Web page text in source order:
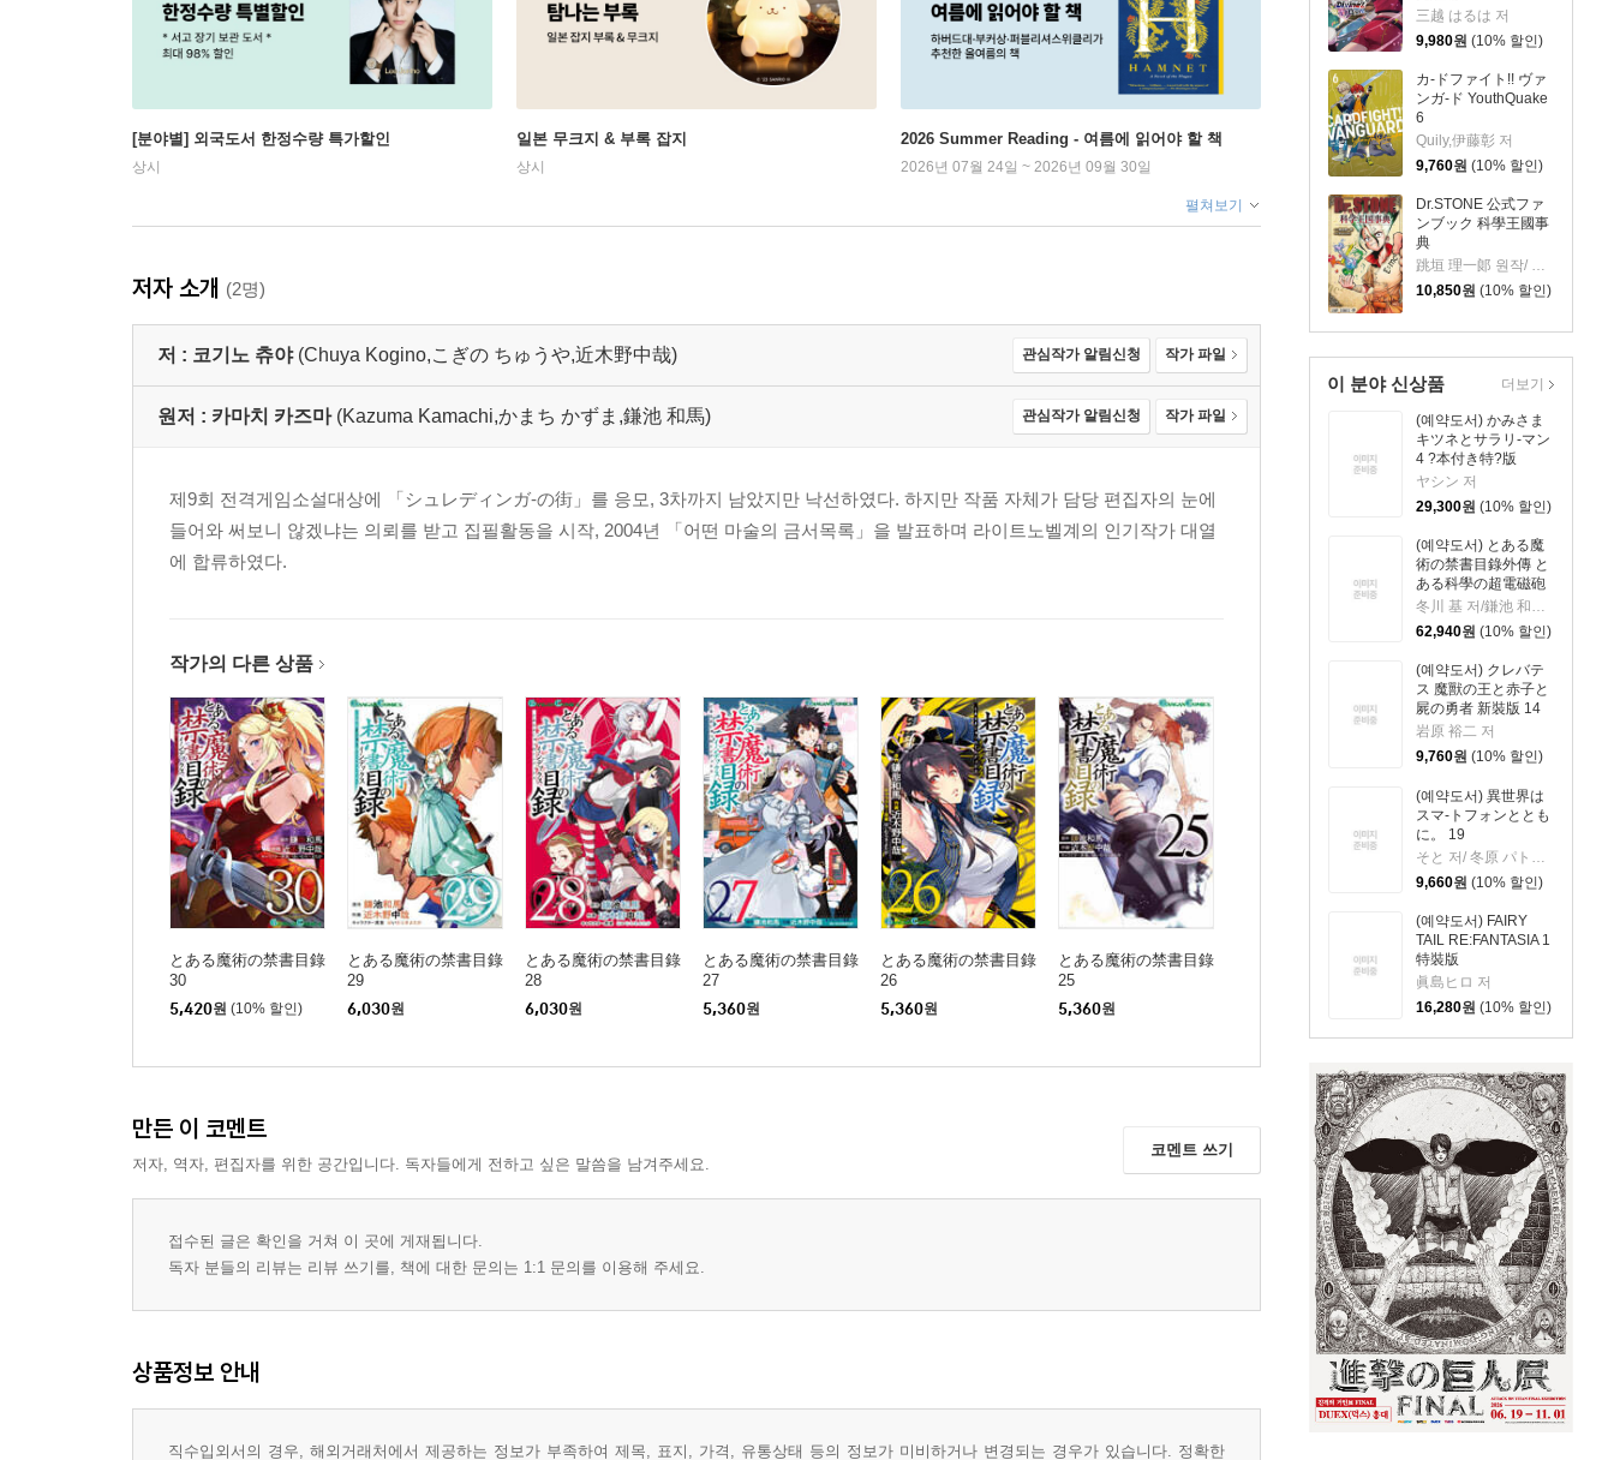
三越 はるは 저
9,980원 (10% 할인)
カ-ドファイト!! ヴァ
ンガ-ド YouthQuake
6
Quily,伊藤彰 저
9,760원 (10% 할인)
Dr.STONE 公式ファ
ンブック 科學王國事
典
跳垣 理一郞 원작/ Boichi 저
10,850원 (10% 할인)
이 분야 신상품
(예약도서) かみさま
キツネとサラリ-マン
4 ?本付き特?版
ヤシン 저
29,300원 (10% 할인)
(예약도서) とある魔
術の禁書目錄外傳 と
ある科學の超電磁砲
21 特裝版
冬川 基 저/鎌池 和馬 원작
62,940원 (10% 할인)
(예약도서) クレバテ
ス 魔獸の王と赤子と
屍の勇者 新裝版 14
岩原 裕二 저
9,760원 (10% 할인)
(예약도서) 異世界は
スマ-トフォンととも
に。 19
そと 저/ 冬原 パトラ 원작
9,660원 (10% 할인)
(예약도서) FAIRY
TAIL RE:FANTASIA 1
特裝版
眞島ヒロ 저
16,280원 (10% 할인)
더보기
[분야별] 외국도서 한정수량 특가할인
상시
일본 무크지 & 부록 잡지
상시
2026 Summer Reading - 여름에 읽어야 할 책
2026년 07월 24일 ~ 2026년 09월 30일
펼쳐보기
저자 소개 (2명)
저 : 코기노 츄야 (Chuya Kogino,こぎの ちゅうや,近木野中哉) 관심작가 알림신청 작가 파일
원저 : 카마치 카즈마 (Kazuma Kamachi,かまち かずま,鎌池 和馬) 관심작가 알림신청 작가 파일
제9회 전격게임소설대상에 「シュレディンガ-の街」를 응모, 3차까지 남았지만 낙선하였다. 하지만 작품 자체가 담당 편집자의 눈에
들어와 써보니 않겠냐는 의뢰를 받고 집필활동을 시작, 2004년 「어떤 마술의 금서목록」을 발표하며 라이트노벨계의 인기작가 대열
에 합류하였다.
작가의 다른 상품
とある魔術の禁書目錄
30
5,420원 (10% 할인)
とある魔術の禁書目錄
29
6,030원
とある魔術の禁書目錄
28
6,030원
とある魔術の禁書目錄
27
5,360원
とある魔術の禁書目錄
26
5,360원
とある魔術の禁書目錄
25
5,360원
만든 이 코멘트
저자, 역자, 편집자를 위한 공간입니다. 독자들에게 전하고 싶은 말씀을 남겨주세요.
코멘트 쓰기
접수된 글은 확인을 거쳐 이 곳에 게재됩니다.
독자 분들의 리뷰는 리뷰 쓰기를, 책에 대한 문의는 1:1 문의를 이용해 주세요.
상품정보 안내
직수입외서의 경우, 해외거래처에서 제공하는 정보가 부족하여 제목, 표지, 가격, 유통상태 등의 정보가 미비하거나 변경되는 경우가 있습니다. 정확한